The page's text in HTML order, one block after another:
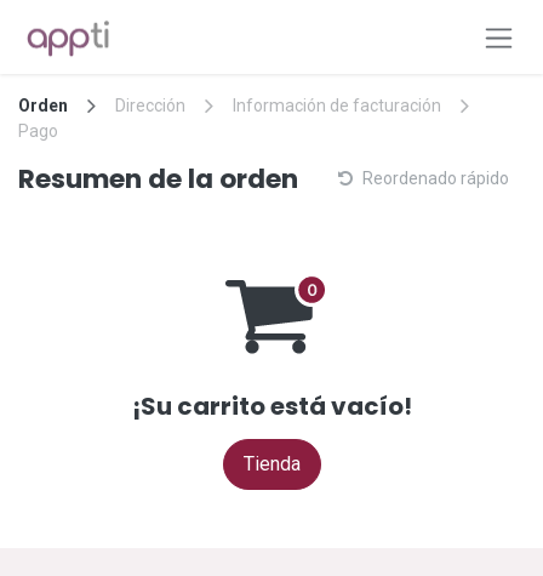
Orden Dirección
Información de facturación
Pago
Resumen de la orden Reordenado rápido
¡Su carrito está vacío!
Tienda